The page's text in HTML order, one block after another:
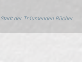
der Träumenden Bücher.